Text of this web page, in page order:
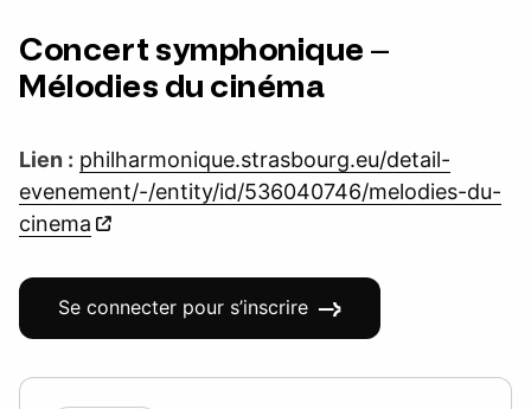
Concert symphonique –
Mélodies du cinéma
Lien : philharmonique.strasbourg.eu/detail-
evenement/-/entity/id/536040746/melodies-du-
cinema
Se connecter pour s’inscrire